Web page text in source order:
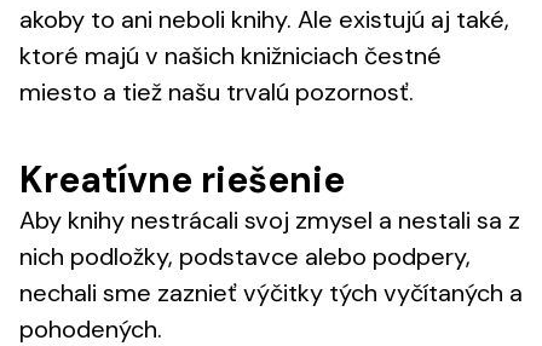
akoby to ani neboli knihy. Ale existujú aj také,
ktoré majú v našich knižniciach čestné
miesto a tiež našu trvalú pozornosť.
Kreatívne riešenie
Aby knihy nestrácali svoj zmysel a nestali sa z
nich podložky, podstavce alebo podpery,
nechali sme zaznieť výčitky tých vyčítaných a
pohodených.